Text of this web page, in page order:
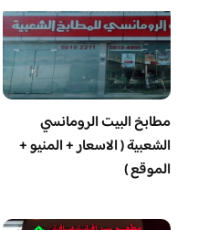
مطابخ البيت الرومانسي
الشعبية ( الاسعار + المنيو +
الموقع )